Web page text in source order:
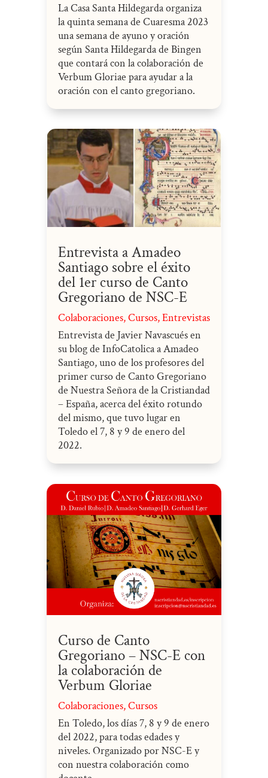
La Casa Santa Hildegarda organiza
la quinta semana de Cuaresma 2023
una semana de ayuno y oración
según Santa Hildegarda de Bingen
que contará con la colaboración de
Verbum Gloriae para ayudar a la
oración con el canto gregoriano.
Entrevista a Amadeo
Santiago sobre el éxito
del 1er curso de Canto
Gregoriano de NSC-E
Colaboraciones,Cursos,Entrevistas
Entrevista de Javier Navascués en
su blog de InfoCatolica a Amadeo
Santiago, uno de los profesores del
primer curso de Canto Gregoriano
de Nuestra Señora de la Cristiandad
– España, acerca del éxito rotundo
del mismo, que tuvo lugar en
Toledo el 7, 8 y 9 de enero del
2022.
Curso de Canto
Gregoriano – NSC-E con
la colaboración de
Verbum Gloriae
Colaboraciones,Cursos
En Toledo, los días 7, 8 y 9 de enero
del 2022, para todas edades y
niveles. Organizado por NSC-E y
con nuestra colaboración como